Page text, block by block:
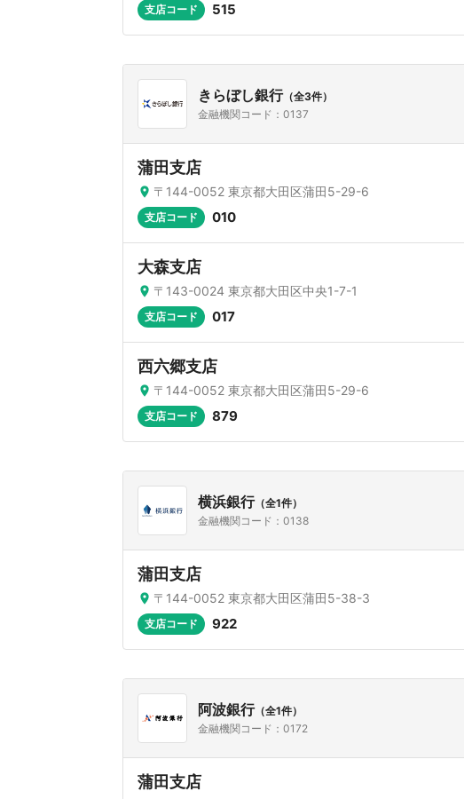
支店コード 515
きらぼし銀行（全3件）
金融機関コード：0137
蒲田支店
〒144-0052 東京都大田区蒲田5-29-6
支店コード 010
大森支店
〒143-0024 東京都大田区中央1-7-1
支店コード 017
西六郷支店
〒144-0052 東京都大田区蒲田5-29-6
支店コード 879
横浜銀行（全1件）
金融機関コード：0138
蒲田支店
〒144-0052 東京都大田区蒲田5-38-3
支店コード 922
阿波銀行（全1件）
金融機関コード：0172
蒲田支店